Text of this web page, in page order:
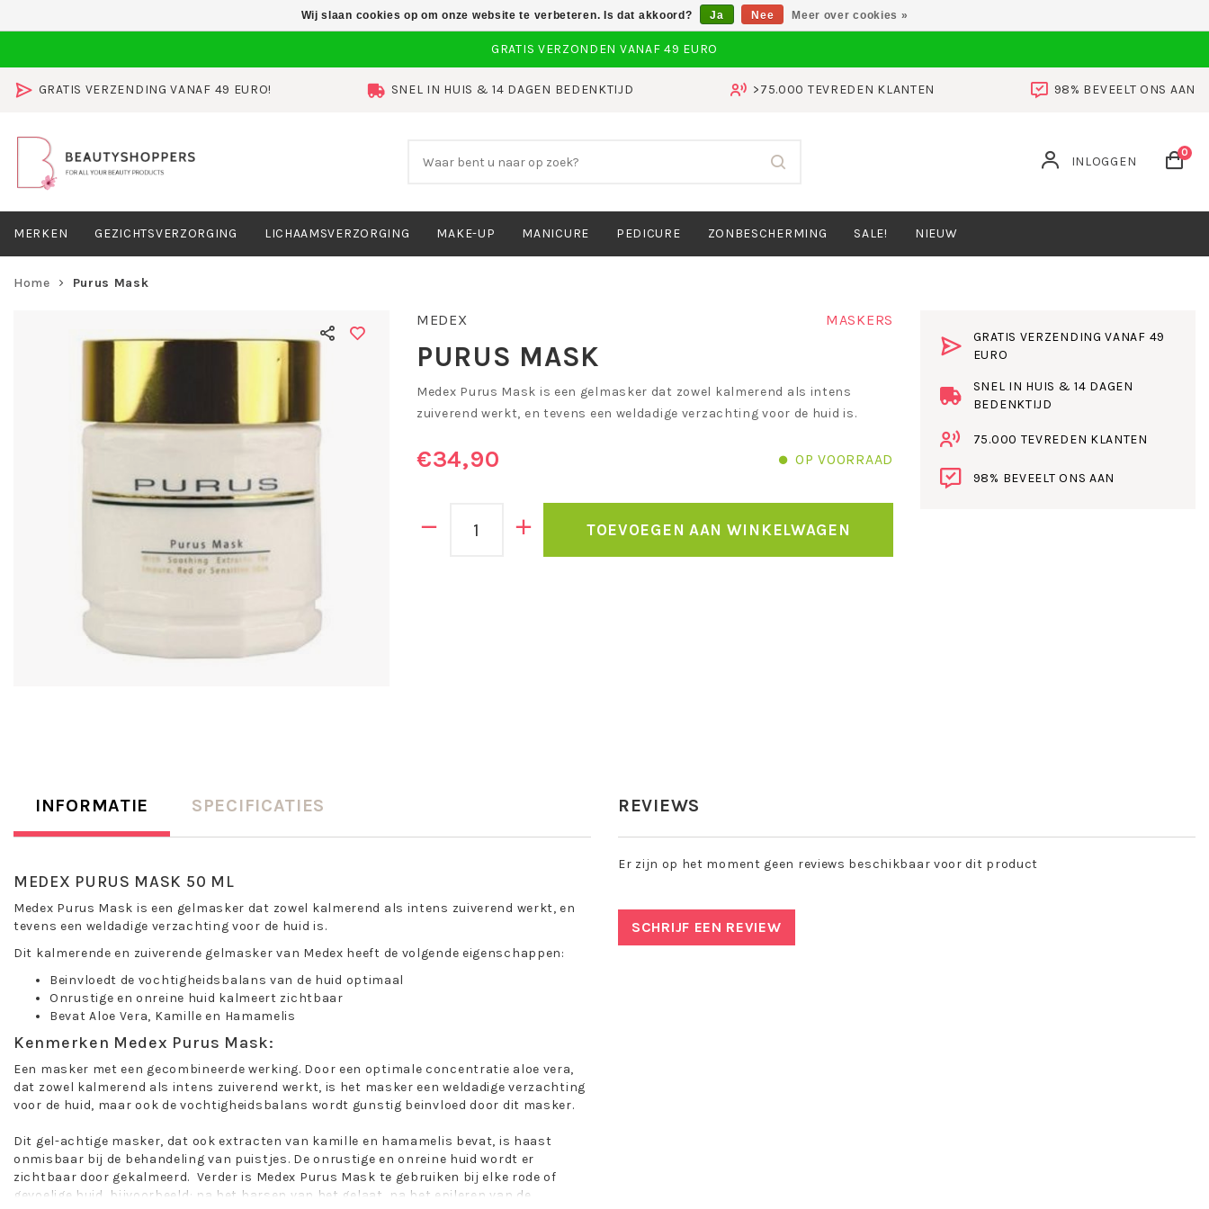
GRATIS VERZENDING VANAF 49 EURO! SNEL IN HUIS & 14 DAGEN BEDENKTIJD >75.000 TEVREDEN KLANTEN 98% BEVEELT ONS AAN
INLOGGEN
0
MERKEN GEZICHTSVERZORGING LICHAAMSVERZORGING MAKE-UP MANICURE PEDICURE ZONBESCHERMING SALE! NIEUW
Home Purus Mask
MEDEX MASKERS
PURUS MASK
Medex Purus Mask is een gelmasker dat zowel kalmerend als intens
zuiverend werkt, en tevens een weldadige verzachting voor de huid is.
€34,90 OP VOORRAAD
TOEVOEGEN AAN WINKELWAGEN
GRATIS VERZENDING VANAF 49
EURO
SNEL IN HUIS & 14 DAGEN
BEDENKTIJD
75.000 TEVREDEN KLANTEN
98% BEVEELT ONS AAN
INFORMATIE SPECIFICATIES
MEDEX PURUS MASK 50 ML
Medex Purus Mask is een gelmasker dat zowel kalmerend als intens zuiverend werkt, en
tevens een weldadige verzachting voor de huid is.
Dit kalmerende en zuiverende gelmasker van Medex heeft de volgende eigenschappen:
Beinvloedt de vochtigheidsbalans van de huid optimaal
Onrustige en onreine huid kalmeert zichtbaar
Bevat Aloe Vera, Kamille en Hamamelis
Kenmerken Medex Purus Mask:
Een masker met een gecombineerde werking. Door een optimale concentratie aloe vera,
dat zowel kalmerend als intens zuiverend werkt, is het masker een weldadige verzachting
voor de huid, maar ook de vochtigheidsbalans wordt gunstig beinvloed door dit masker.
Dit gel-achtige masker, dat ook extracten van kamille en hamamelis bevat, is haast
onmisbaar bij de behandeling van puistjes. De onrustige en onreine huid wordt er
zichtbaar door gekalmeerd. Verder is Medex Purus Mask te gebruiken bij elke rode of
gevoelige huid, bijvoorbeeld: na het harsen van het gelaat, na het epileren van de
REVIEWS
Er zijn op het moment geen reviews beschikbaar voor dit product
SCHRIJF EEN REVIEW
Wij slaan cookies op om onze website te verbeteren. Is dat akkoord? Ja Nee Meer over cookies »